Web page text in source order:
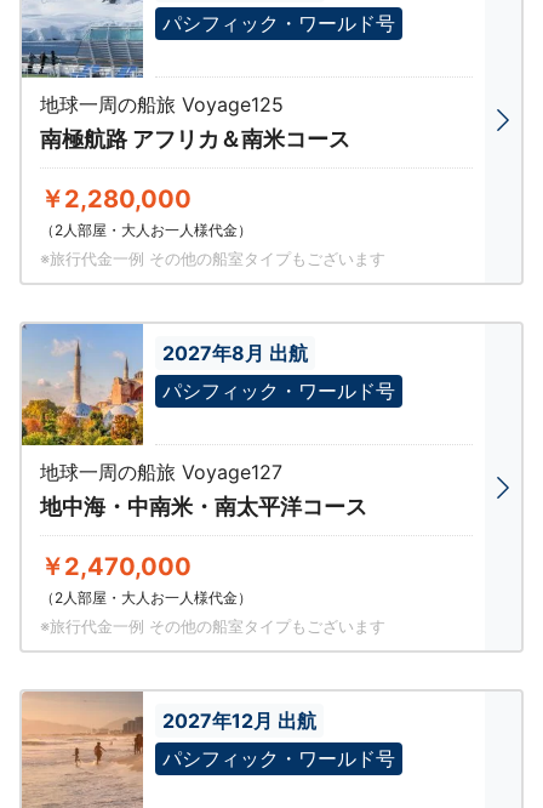
パシフィック・ワールド号
地球一周の船旅 Voyage125
南極航路 アフリカ＆南米コース
￥2,280,000
（2人部屋・大人お一人様代金）
※旅行代金一例 その他の船室タイプもございます
2027年8月 出航
パシフィック・ワールド号
地球一周の船旅 Voyage127
地中海・中南米・南太平洋コース
￥2,470,000
（2人部屋・大人お一人様代金）
※旅行代金一例 その他の船室タイプもございます
2027年12月 出航
パシフィック・ワールド号